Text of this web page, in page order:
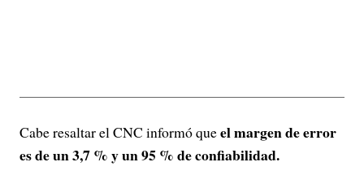
Cabe resaltar el CNC informó queel margen de error
es de un 3,7 % y un 95 % de confiabilidad.